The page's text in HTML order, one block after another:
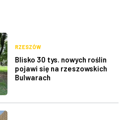
RZESZÓW
Blisko 30 tys. nowych roślin
pojawi się na rzeszowskich
Bulwarach